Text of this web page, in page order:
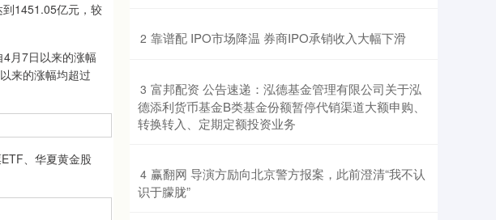
1451.05亿元，较
月7日以来的涨幅
来的涨幅均超过
、华夏黄金股
2 ​靠谱配 IPO市场降温 券商IPO承销收入大幅下滑
3 ​富邦配资 公告速递：泓德基金管理有限公司关于泓
德添利货币基金B类基金份额暂停代销渠道大额申购、
转换转入、定期定额投资业务
4 ​赢翻网 导演方励向北京警方报案，此前澄清“我不认
识于朦胧”